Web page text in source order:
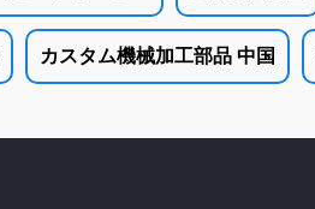
カスタム機械加工部品 中国